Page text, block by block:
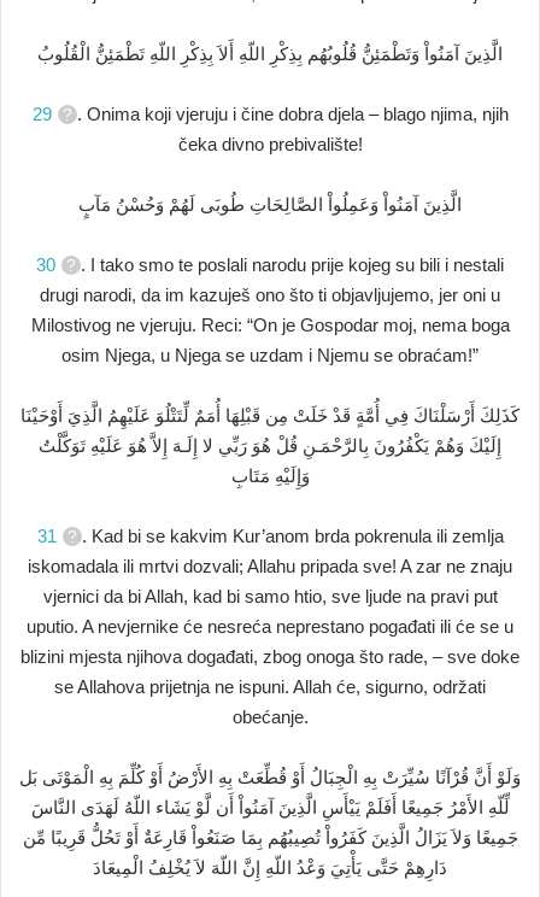
الَّذِينَ آمَنُواْ وَتَطْمَئِنُّ قُلُوبُهُم بِذِكْرِ اللّهِ أَلاَ بِذِكْرِ اللّهِ تَطْمَئِنُّ الْقُلُوبُ
29
. Onima koji vjeruju i čine dobra djela – blago njima, njih
čeka divno prebivalište!
الَّذِينَ آمَنُواْ وَعَمِلُواْ الصَّالِحَاتِ طُوبَى لَهُمْ وَحُسْنُ مَآبٍ
30
. I tako smo te poslali narodu prije kojeg su bili i nestali
drugi narodi, da im kazuješ ono što ti objavljujemo, jer oni u
Milostivog ne vjeruju. Reci: “On je Gospodar moj, nema boga
osim Njega, u Njega se uzdam i Njemu se obraćam!”
كَذَلِكَ أَرْسَلْنَاكَ فِي أُمَّةٍ قَدْ خَلَتْ مِن قَبْلِهَا أُمَمٌ لِّتَتْلُوَ عَلَيْهِمُ الَّذِيَ أَوْحَيْنَا
إِلَيْكَ وَهُمْ يَكْفُرُونَ بِالرَّحْمَـنِ قُلْ هُوَ رَبِّي لا إِلَـهَ إِلاَّ هُوَ عَلَيْهِ تَوَكَّلْتُ
وَإِلَيْهِ مَتَابِ
31
. Kad bi se kakvim Kur’anom brda pokrenula ili zemlja
iskomadala ili mrtvi dozvali; Allahu pripada sve! A zar ne znaju
vjernici da bi Allah, kad bi samo htio, sve ljude na pravi put
uputio. A nevjernike će nesreća neprestano pogađati ili će se u
blizini mjesta njihova događati, zbog onoga što rade, – sve doke
se Allahova prijetnja ne ispuni. Allah će, sigurno, održati
obećanje.
وَلَوْ أَنَّ قُرْآنًا سُيِّرَتْ بِهِ الْجِبَالُ أَوْ قُطِّعَتْ بِهِ الأَرْضُ أَوْ كُلِّمَ بِهِ الْمَوْتَى بَل
لِّلّهِ الأَمْرُ جَمِيعًا أَفَلَمْ يَيْأَسِ الَّذِينَ آمَنُواْ أَن لَّوْ يَشَاء اللّهُ لَهَدَى النَّاسَ
جَمِيعًا وَلاَ يَزَالُ الَّذِينَ كَفَرُواْ تُصِيبُهُم بِمَا صَنَعُواْ قَارِعَةٌ أَوْ تَحُلُّ قَرِيبًا مِّن
دَارِهِمْ حَتَّى يَأْتِيَ وَعْدُ اللّهِ إِنَّ اللّهَ لاَ يُخْلِفُ الْمِيعَادَ